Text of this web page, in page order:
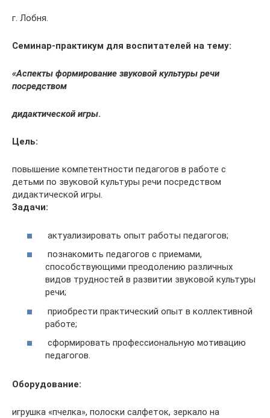
г. Лобня.
Семинар-практикум для воспитателей на тему:
«Аспекты формирование звуковой культуры речи
посредством
дидактической игры.
Цель:
повышение компетентности педагогов в работе с
детьми по звуковой культуры речи посредством
дидактической игры.
Задачи:
актуализировать опыт работы педагогов;
познакомить педагогов с приемами,
способствующими преодолению различных
видов трудностей в развитии звуковой культуры
речи;
приобрести практический опыт в коллективной
работе;
сформировать профессиональную мотивацию
педагогов.
Оборудование:
игрушка «пчелка», полоски салфеток, зеркало на